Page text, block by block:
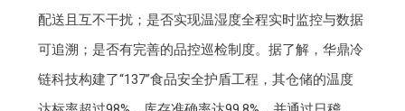
配送且互不干扰；是否实现温湿度全程实时监控与数据
可追溯；是否有完善的品控巡检制度。据了解，华鼎冷
链科技构建了“137”食品安全护盾工程，其仓储的温度